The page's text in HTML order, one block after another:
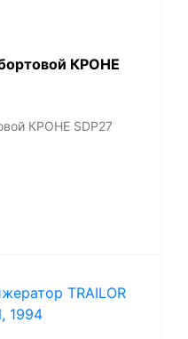
КРОНЕ
КРОНЕ SDP27